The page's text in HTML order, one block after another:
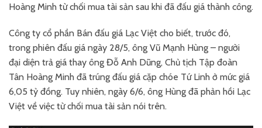
Hoàng Minh từ chối mua tài sản sau khi đã đấu giá thành công.
Công ty cổ phần Bán đấu giá Lạc Việt cho biết, trước đó,
trong phiên đấu giá ngày 28/5, ông Vũ Mạnh Hùng – người
đại diện trả giá thay ông Đỗ Anh Dũng, Chủ tịch Tập đoàn
Tân Hoàng Minh đã trúng đấu giá cặp chóe Tứ Linh ở mức giá
6,05 tỷ đồng. Tuy nhiên, ngày 6/6, ông Hùng đã phản hồi Lạc
Việt về việc từ chối mua tài sản nói trên.